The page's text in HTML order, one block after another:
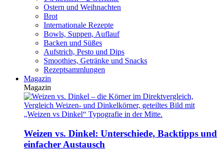
Ostern und Weihnachten
Brot
Internationale Rezepte
Bowls, Suppen, Auflauf
Backen und Süßes
Aufstrich, Pesto und Dips
Smoothies, Getränke und Snacks
Rezeptsammlungen
Magazin
Magazin
Weizen vs. Dinkel: Unterschiede, Backtipps und
einfacher Austausch